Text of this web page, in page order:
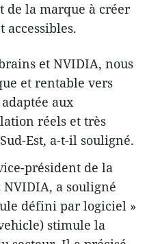
la marque à créer
accessibles.
et NVIDIA, nous
et rentable vers
aux
réels et très
Est, a-t-il souligné.
président de la
a souligné
défini par logiciel »
stimule la